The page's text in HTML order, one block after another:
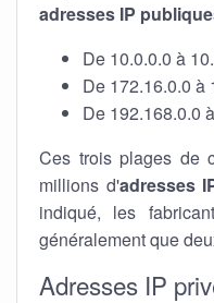
adresses IP
De 10.0.0.0 à
De 172.16.0.0 à
De 192.168.0.0
Ces trois plages de
millions d'adresses
indiqué, les
généralement que
Adresses IP